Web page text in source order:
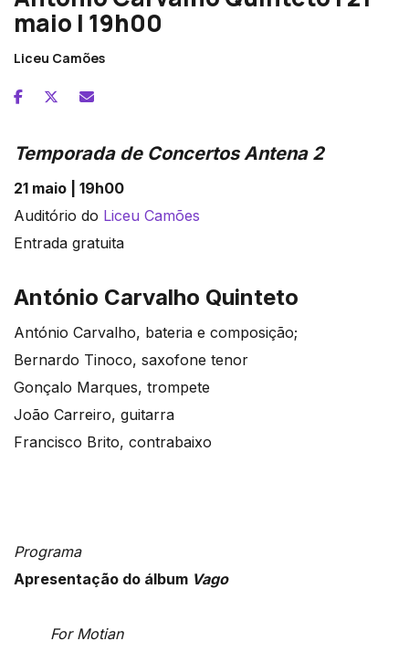
maio | 19h00
Liceu Camões
Temporada de Concertos Antena 2
21 maio | 19h00
Auditório do Liceu Camões
Entrada gratuita
António Carvalho Quinteto
António Carvalho, bateria e composição;
Bernardo Tinoco, saxofone tenor
Gonçalo Marques, trompete
João Carreiro, guitarra
Francisco Brito, contrabaixo
Programa
Apresentação do álbum Vago
For Motian